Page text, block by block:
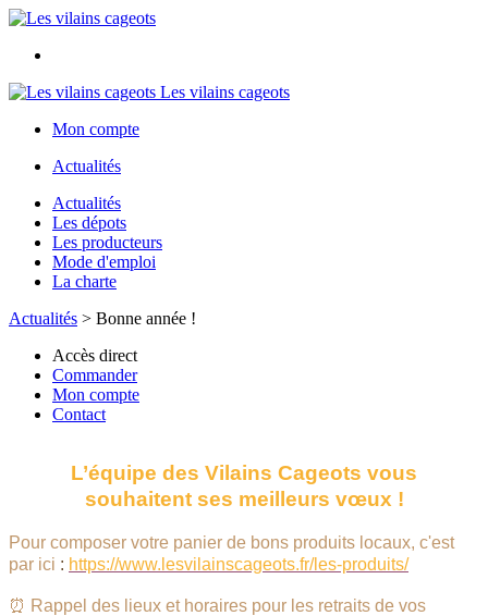
Les vilains cageots
Mon compte
Actualités
Actualités
Les dépots
Les producteurs
Mode d'emploi
La charte
Actualités > Bonne année !
Accès direct
Commander
Mon compte
Contact
L’équipe des Vilains Cageots vous
souhaitent ses meilleurs vœux !
Pour composer votre panier de bons produits locaux, c'est
par ici : https://www.lesvilainscageots.fr/les-produits/
⏰ Rappel des lieux et horaires pour les retraits de vos